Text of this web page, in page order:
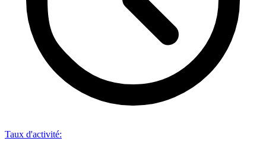
Taux d'activité: